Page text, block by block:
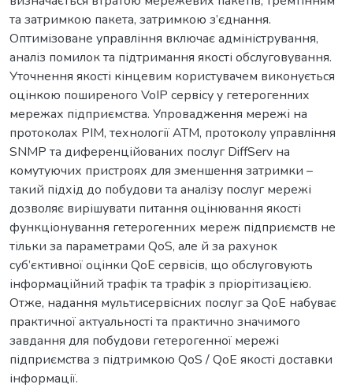
та затримкою пакета, затримкою з’єднання.
Оптимізоване управління включає адміністрування,
аналіз помилок та підтримання якості обслуговування.
Уточнення якості кінцевим користувачем виконується
оцінкою поширеного VoIP сервісу у гетерогенних
мережах підприємства. Упровадження мережі на
протоколах PIM, технології АТМ, протоколу управління
SNMP та диференційованих послуг DiffServ на
комутуючих пристроях для зменшення затримки –
такий підхід до побудови та аналізу послуг мережі
дозволяє вирішувати питання оцінювання якості
функціонування гетерогенних мереж підприємств не
тільки за параметрами QoS, але й за рахунок
суб’єктивної оцінки QoE сервісів, що обслуговують
інформаційний трафік та трафік з пріорітизацією.
Отже, надання мультисервісних послуг за QoE набуває
практичної актуальності та практично значимого
завдання для побудови гетерогенної мережі
підприємства з підтримкою QoS / QoE якості доставки
інформації.